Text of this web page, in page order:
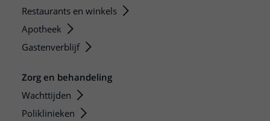
Restaurants en winkels
Apotheek
Gastenverblijf
Zorg en behandeling
Wachttijden
Poliklinieken